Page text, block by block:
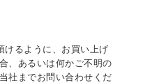
けるように、お買い上げ
、あるいは何かご不明の
社までお問い合わせくだ